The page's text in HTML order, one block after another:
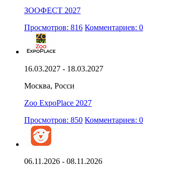
ЗООФЕСТ 2027
Просмотров: 816 Комментариев: 0
16.03.2027 - 18.03.2027
Москва, Росси
Zoo ExpoPlace 2027
Просмотров: 850 Комментариев: 0
06.11.2026 - 08.11.2026